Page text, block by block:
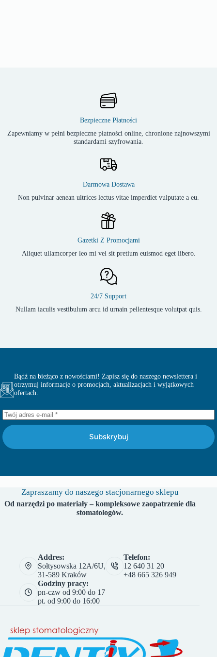
Bezpieczne Płatności
Zapewniamy w pełni bezpieczne płatności online, chronione najnowszymi
standardami szyfrowania.
Darmowa Dostawa
Non pulvinar aenean ultrices lectus vitae imperdiet vulputate a eu.
Gazetki Z Promocjami
Aliquet ullamcorper leo mi vel sit pretium euismod eget libero.
24/7 Support
Nullam iaculis vestibulum arcu id urnain pellentesque volutpat quis.
Bądź na bieżąco z nowościami! Zapisz się do naszego newslettera i
otrzymuj informacje o promocjach, aktualizacjach i wyjątkowych
ofertach.
Subskrybuj
Zapraszamy do naszego stacjonarnego sklepu
Od narzędzi po materiały – kompleksowe zaopatrzenie dla
stomatologów.
Addres:
Sołtysowska 12A/6U,
31-589 Kraków
Telefon:
12 640 31 20
+48 665 326 949
Godziny pracy:
pn-czw od 9:00 do 17
pt. od 9:00 do 16:00